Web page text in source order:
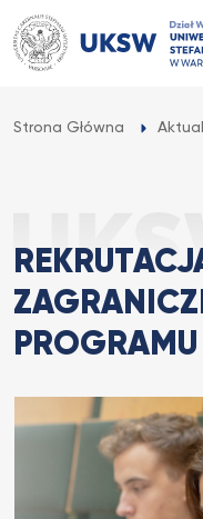
Przejdź
do
treści
Strona Główna
PROGRAMU